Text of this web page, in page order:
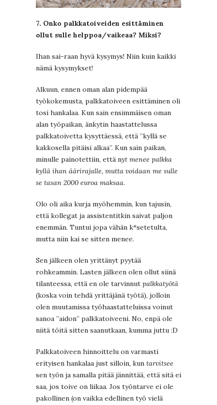
7. Onko palkkatoiveiden esittäminen
ollut sulle helppoa/vaikeaa? Miksi?
Ihan sai-raan hyvä kysymys! Niin kuin kaikki
nämä kysymykset!
Alkuun, ennen oman alan pidempää
työkokemusta, palkkatoiveen esittäminen oli
tosi hankalaa. Kun sain ensimmäisen oman
alan työpaikan, änkytin haastattelussa
palkkatoivetta kysyttäessä, että ”kyllä se
kakkosella pitäisi alkaa”. Kun sain paikan,
minulle painotettiin, että nyt menee palkka
kyllä ihan äärirajalle, mutta voidaan me sulle
se tasan 2000 euroa maksaa.
Olo oli aika kurja myöhemmin, kun tajusin,
että kollegat ja assistentitkin saivat paljon
enemmän. Tuntui jopa vähän k*setetulta,
mutta niin kai se sitten menee.
Sen jälkeen olen yrittänyt pyytää
rohkeammin. Lasten jälkeen olen ollut siinä
tilanteessa, että en ole tarvinnut palkkatyötä
(koska voin tehdä yrittäjänä työtä), jolloin
olen muutamissa työhaastatteluissa voinut
sanoa ”aidon” palkkatoiveeni. No, enpä ole
niitä töitä sitten saanutkaan, kumma juttu :D
Palkkatoiveen hinnoittelu on varmasti
erityisen hankalaa just silloin, kun tarvitsee
sen työn ja samalla pitää jännittää, että sitä ei
saa, jos toive on liikaa. Jos työntarve ei ole
pakollinen (on vaikka edellinen työ vielä